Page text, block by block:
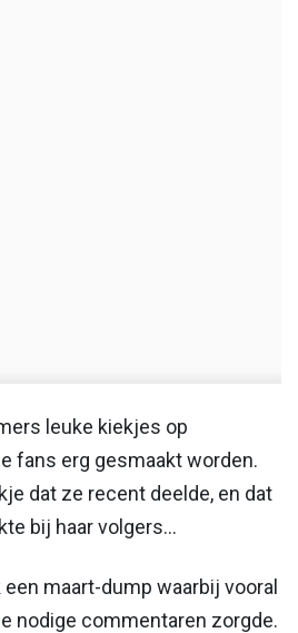
leuke kiekjes op
fans erg gesmaakt worden.
dat ze recent deelde, en dat
bij haar volgers...
maart-dump waarbij vooral
nodige commentaren zorgde.